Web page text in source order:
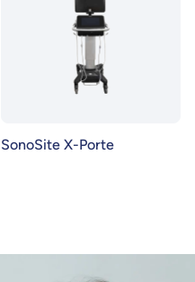
SonoSite X-Porte